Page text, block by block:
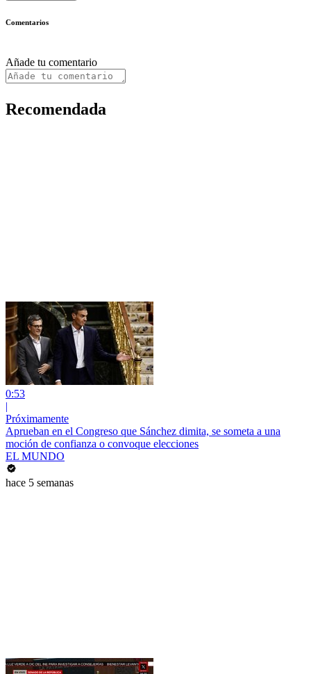
Comentarios
Añade tu comentario
Recomendada
0:53
|
Próximamente
Aprueban en el Congreso que Sánchez dimita, se someta a una
moción de confianza o convoque elecciones
EL MUNDO
hace 5 semanas